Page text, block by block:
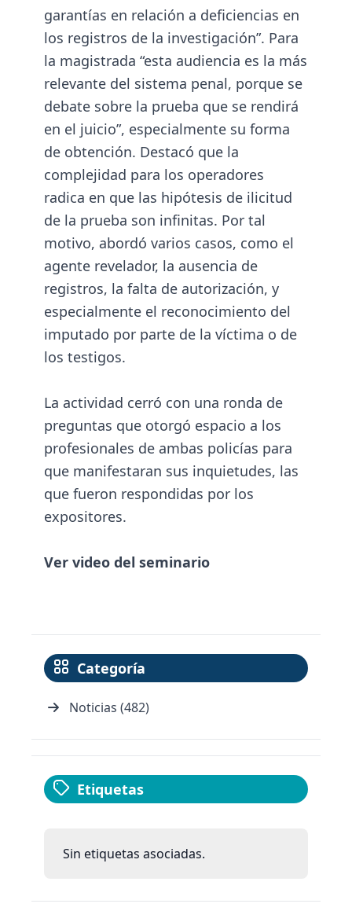
garantías en relación a deficiencias en
los registros de la investigación”. Para
la magistrada “esta audiencia es la más
relevante del sistema penal, porque se
debate sobre la prueba que se rendirá
en el juicio”, especialmente su forma
de obtención. Destacó que la
complejidad para los operadores
radica en que las hipótesis de ilicitud
de la prueba son infinitas. Por tal
motivo, abordó varios casos, como el
agente revelador, la ausencia de
registros, la falta de autorización, y
especialmente el reconocimiento del
imputado por parte de la víctima o de
los testigos.
La actividad cerró con una ronda de
preguntas que otorgó espacio a los
profesionales de ambas policías para
que manifestaran sus inquietudes, las
que fueron respondidas por los
expositores.
Ver video del seminario
Categoría
Noticias (482)
Etiquetas
Sin etiquetas asociadas.